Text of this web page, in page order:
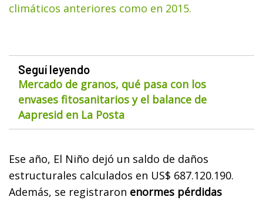
climáticos anteriores como en 2015.
Seguí leyendo
Mercado de granos, qué pasa con los
envases fitosanitarios y el balance de
Aapresid en La Posta
Ese año, El Niño dejó un saldo de daños
estructurales calculados en US$ 687.120.190.
Además, se registraron enormes pérdidas